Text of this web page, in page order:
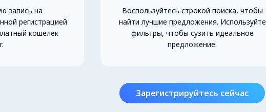
запись на
регистрацией
кошелек
Воспользуйтесь строкой поиска, чтобы
найти лучшие предложения. Используйте
фильтры, чтобы сузить идеальное
предложение.
Зарегистрируйтесь сейчас